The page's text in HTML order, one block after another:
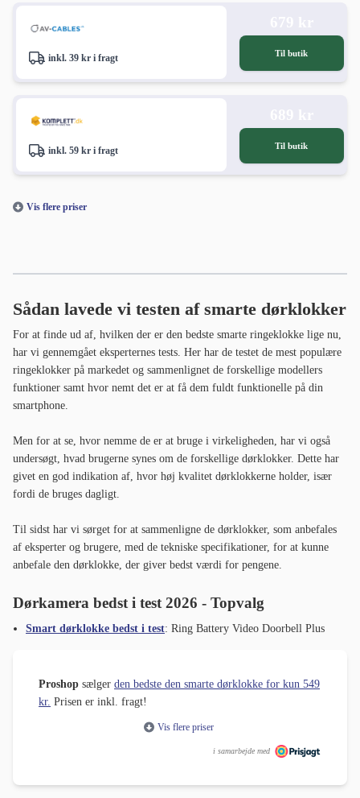
inkl. 39 kr i fragt Til butik
inkl. 59 kr i fragt Til butik
Vis flere priser
Sådan lavede vi testen af smarte dørklokker
For at finde ud af, hvilken der er den bedste smarte ringeklokke lige nu,
har vi gennemgået eksperternes tests. Her har de testet de mest populære
ringeklokker på markedet og sammenlignet de forskellige modellers
funktioner samt hvor nemt det er at få dem fuldt funktionelle på din
smartphone.
Men for at se, hvor nemme de er at bruge i virkeligheden, har vi også
undersøgt, hvad brugerne synes om de forskellige dørklokker. Dette har
givet en god indikation af, hvor høj kvalitet dørklokkerne holder, især
fordi de bruges dagligt.
Til sidst har vi sørget for at sammenligne de dørklokker, som anbefales
af eksperter og brugere, med de tekniske specifikationer, for at kunne
anbefale den dørklokke, der giver bedst værdi for pengene.
Dørkamera bedst i test 2026 - Topvalg
Smart dørklokke bedst i test: Ring Battery Video Doorbell Plus
Proshop sælger den bedste den smarte dørklokke for kun 549
kr. Prisen er inkl. fragt!
Vis flere priser
i samarbejde med